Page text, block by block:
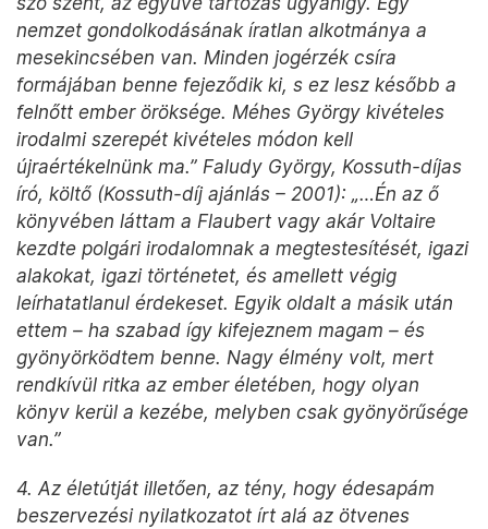
nemzet gondolkodásának íratlan alkotmánya a
mesekincsében van. Minden jogérzék csíra
formájában benne fejeződik ki, s ez lesz később a
felnőtt ember öröksége. Méhes György kivételes
irodalmi szerepét kivételes módon kell
újraértékelnünk ma.” Faludy György, Kossuth-díjas
író, költő (Kossuth-díj ajánlás – 2001): „…Én az ő
könyvében láttam a Flaubert vagy akár Voltaire
kezdte polgári irodalomnak a megtestesítését, igazi
alakokat, igazi történetet, és amellett végig
leírhatatlanul érdekeset. Egyik oldalt a másik után
ettem – ha szabad így kifejeznem magam – és
gyönyörködtem benne. Nagy élmény volt, mert
rendkívül ritka az ember életében, hogy olyan
könyv kerül a kezébe, melyben csak gyönyörűsége
van.”
4. Az életútját illetően, az tény, hogy édesapám
beszervezési nyilatkozatot írt alá az ötvenes